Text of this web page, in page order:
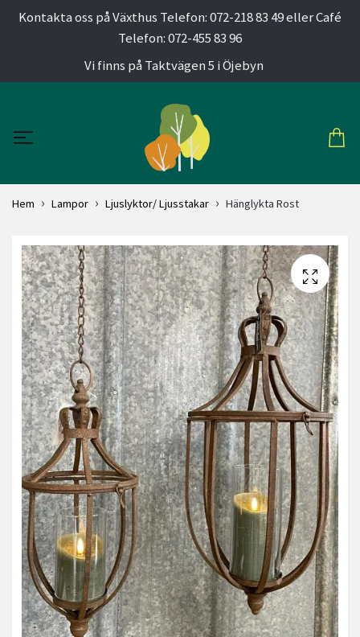
Kontakta oss på Växthus Telefon: 072-218 83 49 eller Café
Telefon: 072-455 83 96
Vi finns på Taktvägen 5 i Öjebyn
Hem Lampor Ljuslyktor/ Ljusstakar Hänglykta Rost